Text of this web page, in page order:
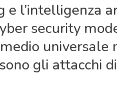
e l’intelligenza
security
gli attacchi